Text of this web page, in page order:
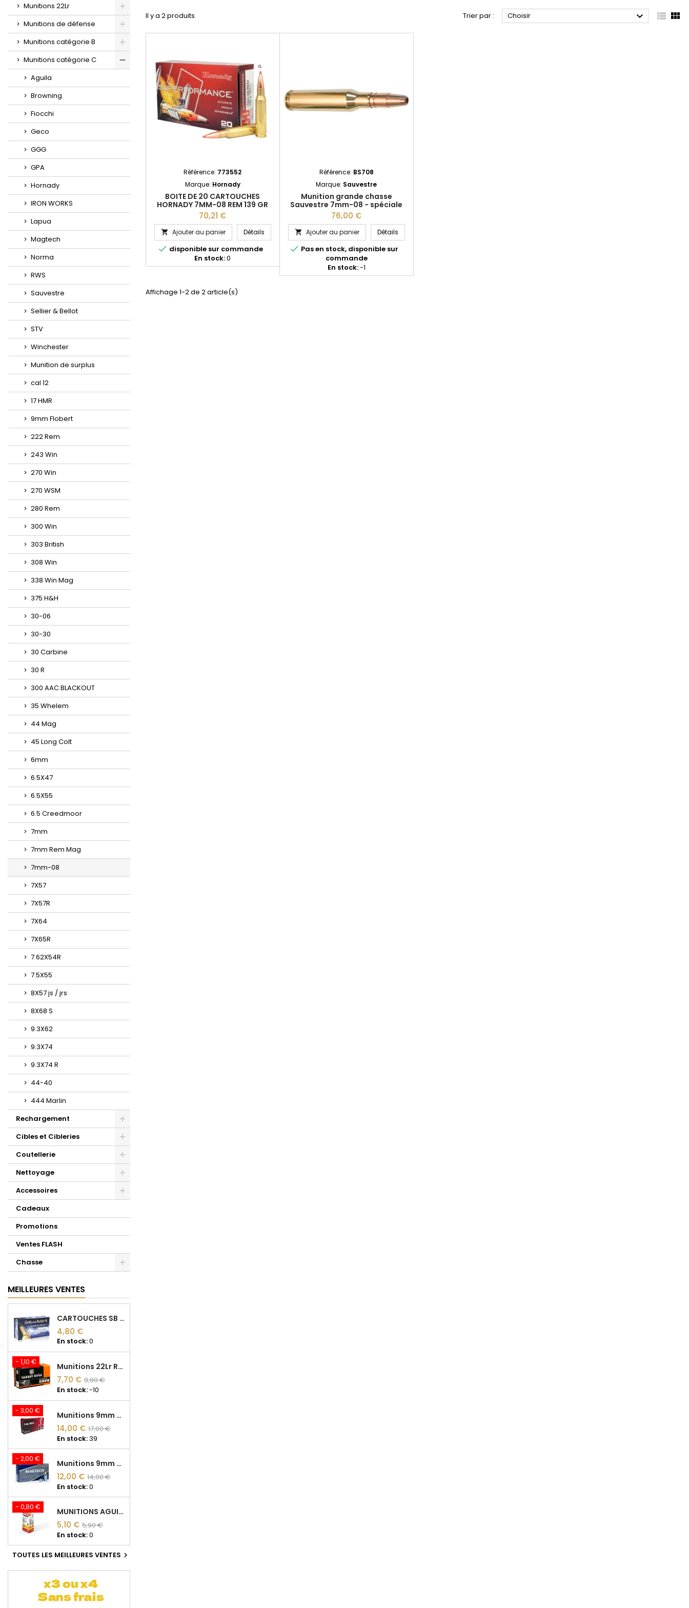
Munitions 22Lr
Munitions de défense
Munitions catégorie B
Munitions catégorie C
Aguila
Browning
Fiocchi
Geco
GGG
GPA
Hornady
IRON WORKS
Lapua
Magtech
Norma
RWS
Sauvestre
Sellier & Bellot
STV
Winchester
Munition de surplus
cal 12
17 HMR
9mm Flobert
222 Rem
243 Win
270 Win
270 WSM
280 Rem
300 Win
303 British
308 Win
338 Win Mag
375 H&H
30-06
30-30
30 Carbine
30 R
300 AAC BLACKOUT
35 Whelem
44 Mag
45 Long Colt
6mm
6.5X47
6.5X55
6.5 Creedmoor
7mm
7mm Rem Mag
7mm-08
7X57
7X57R
7X64
7X65R
7.62X54R
7.5X55
8X57 js / jrs
8X68 S
9.3X62
9.3X74
9.3X74 R
44-40
444 Marlin
Rechargement
Cibles et Cibleries
Coutellerie
Nettoyage
Accessoires
Cadeaux
Promotions
Ventes FLASH
Chasse
MEILLEURES VENTES
CARTOUCHES SB 22LR CLUB LRN 40gr
4,80 €
En stock:0
- 1,10 € Munitions 22Lr RWS Target Rifle
7,70 € 8,80 €
En stock:-10
- 3,00 € Munitions 9mm Fiocchi FMJ 124 grains
14,00 € 17,00 €
En stock:39
- 2,00 € Munitions 9mm Magtech FMJ Acier 124 grains FMJ
12,00 € 14,00 €
En stock:0
- 0,80 € MUNITIONS AGUILA HV SP 22 LONG RIFLE 40GR* BOITE DE 50
5,10 € 5,90 €
En stock:0
TOUTES LES MEILLEURES VENTES 
Il y a 2 produits. Trier par : Choisir   
Référence: 773552
Marque: Hornady
BOITE DE 20 CARTOUCHES
HORNADY 7MM-08 REM 139 GR
SST 80573
70,21 €
 Ajouter au panier DétailsBOITE DE 20 CARTOUCHES HORNADY 7MM-08 REM 139 GR SST 80573
 disponible sur commande
En stock:0
Référence: BS708
Marque: Sauvestre
Munition grande chasse
Sauvestre 7mm-08 - spéciale
battue
76,00 €
 Ajouter au panier DétailsMunition grande chasse Sauvestre 7mm-08 - spéciale battue
 Pas en stock, disponible sur
commande
En stock:-1
Affichage 1-2 de 2 article(s)